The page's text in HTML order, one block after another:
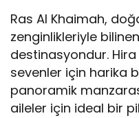
Ras Al Khaimah,
zenginlikleriyle
destinasyondur. Hira
sevenler için harika
panoramik
aileler için ideal bir